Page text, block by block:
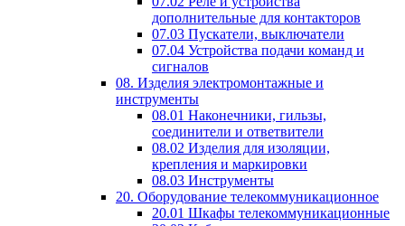
дополнительные для контакторов
07.03 Пускатели, выключатели
07.04 Устройства подачи команд и
сигналов
08. Изделия электромонтажные и
инструменты
08.01 Наконечники, гильзы,
соединители и ответвители
08.02 Изделия для изоляции,
крепления и маркировки
08.03 Инструменты
20. Оборудование телекоммуникационное
20.01 Шкафы телекоммуникационные